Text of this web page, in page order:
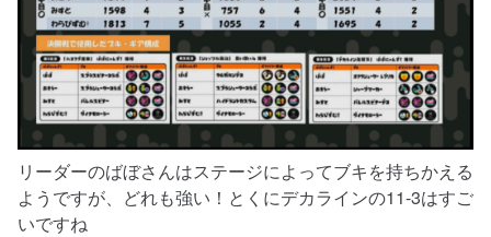
リーダーのばぼさんはステージによってブキを持ちかえる
ようですが、どれも強い！とくにデカラインの11-3はすご
いですね